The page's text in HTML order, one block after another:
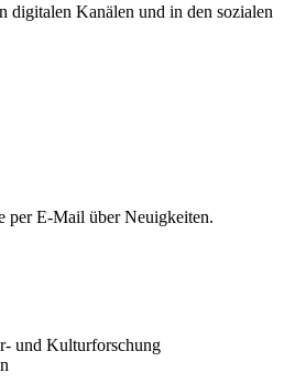
digitalen Kanälen und in den sozialen
per E-Mail über Neuigkeiten.
und Kulturforschung